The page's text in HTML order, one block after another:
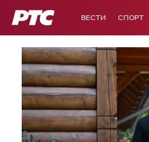
РТС ВЕСТИ СПОРТ